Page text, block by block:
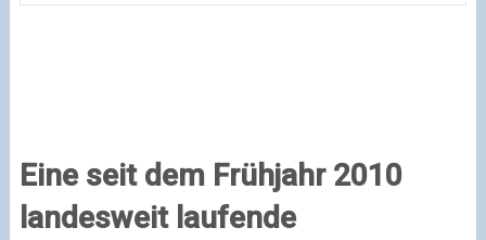
Eine seit dem Frühjahr 2010
landesweit laufende